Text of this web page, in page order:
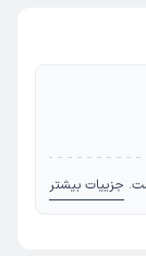
جزییات بیشتر